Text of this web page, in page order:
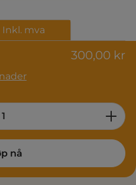
300,00 kr
Inkl. mva
the desired
nå